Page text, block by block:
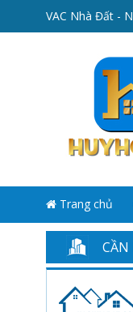
VAC Nhà Đất -
Trang chủ